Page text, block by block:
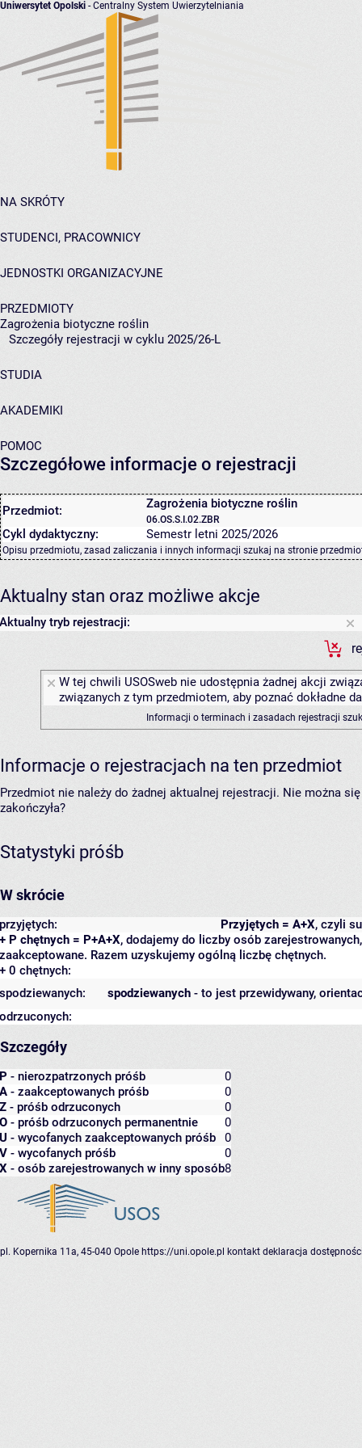
Uniwersytet Opolski - Centralny System Uwierzytelniania
NA SKRÓTY
STUDENCI, PRACOWNICY
JEDNOSTKI ORGANIZACYJNE
PRZEDMIOTY
Zagrożenia biotyczne roślin
Szczegóły rejestracji w cyklu 2025/26-L
STUDIA
AKADEMIKI
POMOC
Szczegółowe informacje o rejestracji
Przedmiot: Zagrożenia biotyczne roślin
06.OS.S.I.02.ZBR
Cykl dydaktyczny: Semestr letni 2025/2026
Opisu przedmiotu, zasad zaliczania i innych informacji szukaj na stronie
Aktualny stan oraz możliwe akcje
Aktualny tryb rejestracji:
W tej chwili USOSweb nie udostępnia żadnej akcji
związanych z tym przedmiotem, aby poznać dokładne
Informacji o terminach i zasadach rejestracji
Informacje o rejestracjach na ten przedmiot
Przedmiot nie należy do żadnej aktualnej rejestracji. Nie można
zakończyła?
Statystyki próśb
W skrócie
Przyjętych = A+X, czyli
przyjętych:
+ P chętnych = P+A+X, dodajemy do liczby osób
zaakceptowane. Razem uzyskujemy ogólną liczbę chętnych.
+ 0 chętnych:
spodziewanych - to jest przewidywany,
spodziewanych:
odrzuconych:
Szczegóły
P - nierozpatrzonych próśb
0
A - zaakceptowanych próśb
0
Z - próśb odrzuconych
0
O - próśb odrzuconych permanentnie
0
U - wycofanych zaakceptowanych próśb
0
V - wycofanych próśb
0
X - osób zarejestrowanych w inny sposób8
pl. Kopernika 11a, 45-040 Opole https://uni.opole.pl kontakt deklaracja